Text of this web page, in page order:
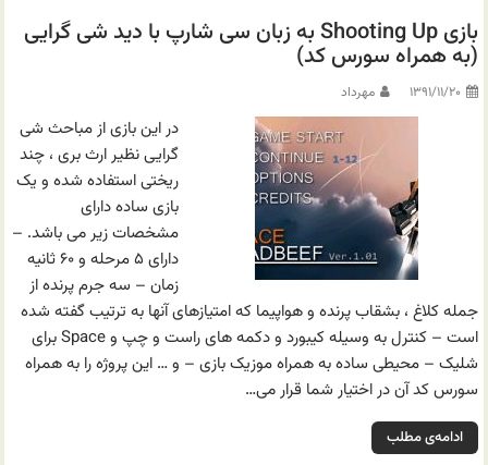
بازی Shooting Up به زبان سی شارپ با دید شی گرایی
(به همراه سورس کد)
۱۳۹۱/۱۱/۲۰ مهرداد
در این بازی از مباحث شی
گرایی نظیر ارث بری ، چند
ریختی استفاده شده و یک
بازی ساده دارای
مشخصات زیر می باشد. –
دارای ۵ مرحله و ۶۰ ثانیه
زمان – سه جرم پرنده از
جمله کلاغ ، بشقاب پرنده و هواپیما که امتیازهای آنها به ترتیب گفته شده
است – کنترل به وسیله کیبورد و دکمه های راست و چپ و Space برای
شلیک – محیطی ساده به همراه موزیک بازی – و … این پروژه را به همراه
سورس کد آن در اختیار شما قرار می…
ادامه‌ی مطلب